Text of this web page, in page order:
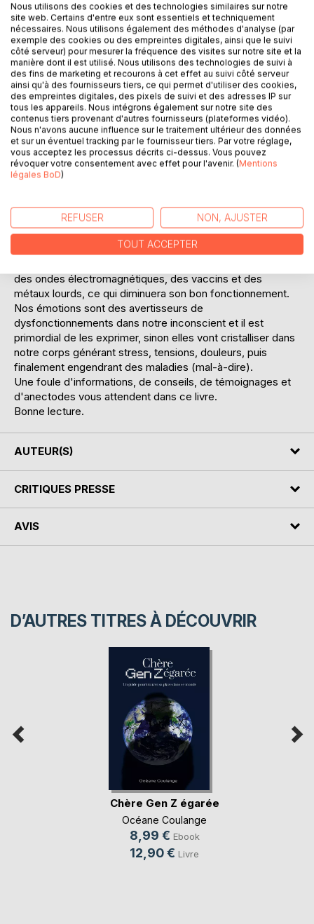
DESCRIPTION
Voici un ouvrage qui répondra à la plupart des questions
que vous vous posez à propos de votre santé et qui vous
donnera des conseils sur comment la garder ou l'améliorer.
Sachant que tout est énergie et informations, il est urgent
de veiller davantage à nos pensées, à nos émotions, à
traversons.
Notre système immunitaire est là pour maintenir ou rétablir
notre santé, physique et énergétique. Si de fortes
émotions le saturent, alors son efficacité en sera
des ondes électromagnétiques, des vaccins et des
métaux lourds, ce qui diminuera son bon fonctionnement.
Nos émotions sont des avertisseurs de
dysfonctionnements dans notre inconscient et il est
primordial de les exprimer, sinon elles vont cristalliser dans
notre corps générant stress, tensions, douleurs, puis
finalement engendrant des maladies (mal-à-dire).
Une foule d'informations, de conseils, de témoignages et
d'anectodes vous attendent dans ce livre.
Bonne lecture.
AUTEUR(S)
CRITIQUES PRESSE
AVIS
D’AUTRES TITRES À DÉCOUVRIR
Chère Gen Z égarée
Océane Coulange
8,99 € Ebook
12,90 € Livre
Nous utilisons des cookies et des technologies similaires sur notre
site web. Certains d'entre eux sont essentiels et techniquement
nécessaires. Nous utilisons également des méthodes d'analyse (par
exemple des cookies ou des empreintes digitales, ainsi que le suivi
côté serveur) pour mesurer la fréquence des visites sur notre site et la
manière dont il est utilisé. Nous utilisons des technologies de suivi à
des fins de marketing et recourons à cet effet au suivi côté serveur
ainsi qu'à des fournisseurs tiers, ce qui permet d'utiliser des cookies,
des empreintes digitales, des pixels de suivi et des adresses IP sur
tous les appareils. Nous intégrons également sur notre site des
contenus tiers provenant d'autres fournisseurs (plateformes vidéo).
Nous n'avons aucune influence sur le traitement ultérieur des données
et sur un éventuel tracking par le fournisseur tiers. Par votre réglage,
vous acceptez les processus décrits ci-dessus. Vous pouvez
révoquer votre consentement avec effet pour l'avenir. (Mentions
légales BoD)
REFUSER NON, AJUSTER
TOUT ACCEPTER